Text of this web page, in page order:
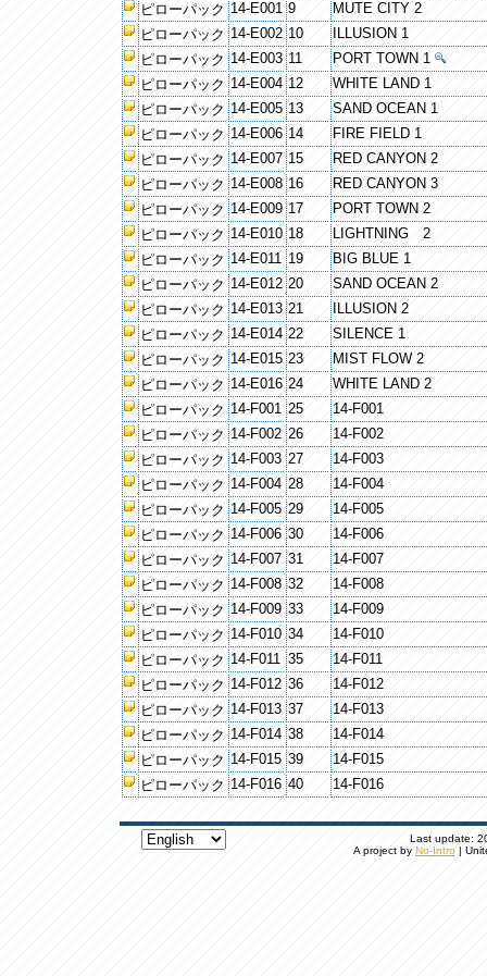
ピローパック 14-E001 9
MUTE CITY 2
ピローパック 14-E002 10
ILLUSION 1
ピローパック 14-E003 11
PORT TOWN 1
ピローパック 14-E004 12
WHITE LAND 1
ピローパック 14-E005 13
SAND OCEAN 1
ピローパック 14-E006 14
FIRE FIELD 1
ピローパック 14-E007 15
RED CANYON 2
ピローパック 14-E008 16
RED CANYON 3
ピローパック 14-E009 17
PORT TOWN 2
ピローパック 14-E010 18
LIGHTNING 2
ピローパック 14-E011 19
BIG BLUE 1
ピローパック 14-E012 20
SAND OCEAN 2
ピローパック 14-E013 21
ILLUSION 2
ピローパック 14-E014 22
SILENCE 1
ピローパック 14-E015 23
MIST FLOW 2
ピローパック 14-E016 24
WHITE LAND 2
ピローパック 14-F001 25
14-F001
ピローパック 14-F002 26
14-F002
ピローパック 14-F003 27
14-F003
ピローパック 14-F004 28
14-F004
ピローパック 14-F005 29
14-F005
ピローパック 14-F006 30
14-F006
ピローパック 14-F007 31
14-F007
ピローパック 14-F008 32
14-F008
ピローパック 14-F009 33
14-F009
ピローパック 14-F010 34
14-F010
ピローパック 14-F011 35
14-F011
ピローパック 14-F012 36
14-F012
ピローパック 14-F013 37
14-F013
ピローパック 14-F014 38
14-F014
ピローパック 14-F015 39
14-F015
ピローパック 14-F016 40 14-F016
Last update:
A project byNo-Intro|